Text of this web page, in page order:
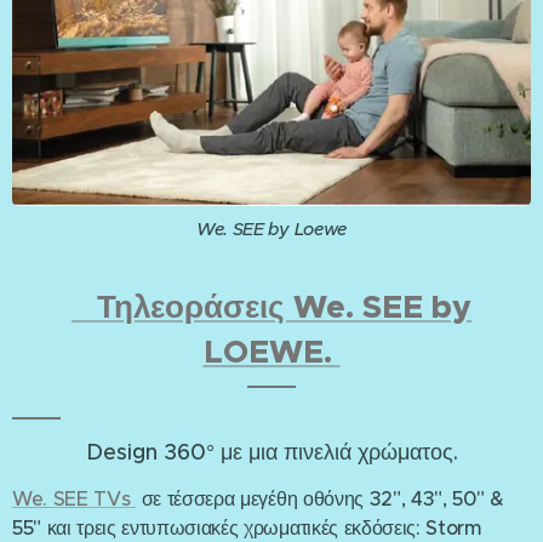
We. SEE by Loewe
Τηλεοράσεις We. SEE by
LOEWE.
Design 360° με μια πινελιά χρώματος.
We. SEE TVs σε τέσσερα μεγέθη οθόνης 32", 43", 50" &
55" και τρεις εντυπωσιακές χρωματικές εκδόσεις: Storm